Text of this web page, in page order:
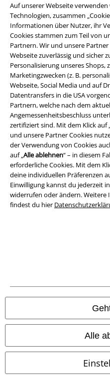
Auf unserer Webseite
Technologien, zusammen
Informationen über Nutzer, ihr
Cookies stammen zum Teil von
Partnern. Wir und unsere
Webseite zuverlässig und sicher
Personalisierung unseres Shops,
Marketingzwecken (z. B.
Webseite, Social Media und auf
Datentransfers in die USA
Partnern, welche nach dem
Angemessenheitsbeschluss
zertifiziert sind. Mit dem Klick auf
und unsere Partner Cookies
der Verwendung von Cookies
auf „Alle ablehnen“ – in diesem
erforderliche Cookies. Mit dem
deine individuellen Präferenzen
Einwilligung kannst du jederzeit
widerrufen oder ändern.
findest du hier
Alle
Rechtliches
AGB
Impressum
Datenschutz
Entsorgung und Umweltschutz
Konformitätserklärung
© 1986-2026 E.M.P.